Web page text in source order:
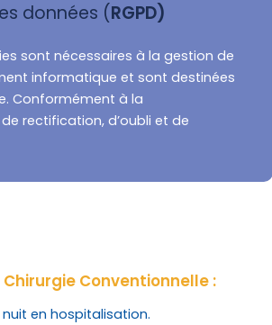
données (RGPD)
sont nécessaires à la gestion de
informatique et sont destinées
Conformément à la
rectification, d’oubli et de
Conventionnelle :
en hospitalisation.